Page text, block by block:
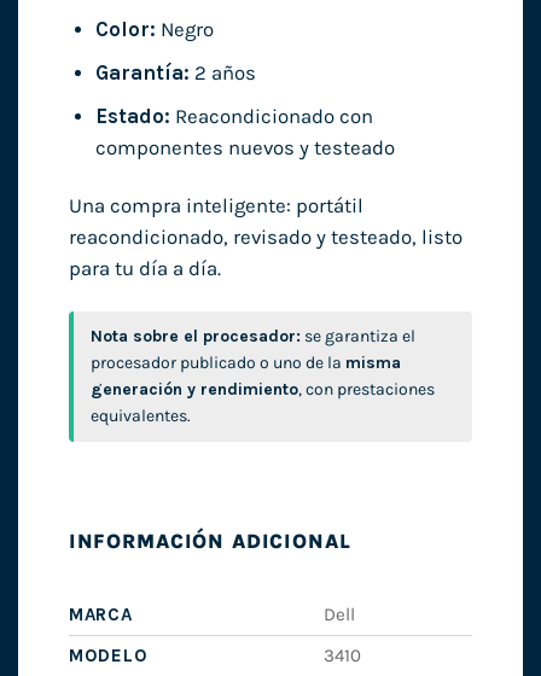
Color: Negro
Garantía: 2 años
Estado: Reacondicionado con
componentes nuevos y testeado
Una compra inteligente: portátil
reacondicionado, revisado y testeado, listo
para tu día a día.
Nota sobre el procesador: se garantiza el
procesador publicado o uno de la misma
generación y rendimiento, con prestaciones
equivalentes.
INFORMACIÓN ADICIONAL
MARCA
Dell
MODELO
3410